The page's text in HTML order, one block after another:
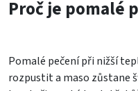
Proč je pomalé
Pomalé pečení při nižší
rozpustit a maso zůstane